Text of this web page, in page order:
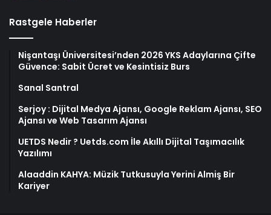
Rastgele Haberler
Nişantaşı Üniversitesi’nden 2026 YKS Adaylarına Çifte
Güvence: Sabit Ücret ve Kesintisiz Burs
Sanal Santral
Serjoy : Dijital Medya Ajansı, Google Reklam Ajansı, SEO
Ajansı ve Web Tasarım Ajansı
UETDS Nedir ? Uetds.com İle Akıllı Dijital Taşımacılık
Yazılımı
Alaaddin KAHYA: Müzik Tutkusuyla Yerini Almiş Bir
Kariyer